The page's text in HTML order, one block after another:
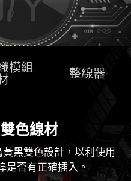
PSU
（電源供應器設計指
功率峰值。
模組
整線器
色線材
黑雙色設計，以利使用
是否有正確插入。
組線材
軟性與可彎曲性，流線
器
加方便，同時還可依據